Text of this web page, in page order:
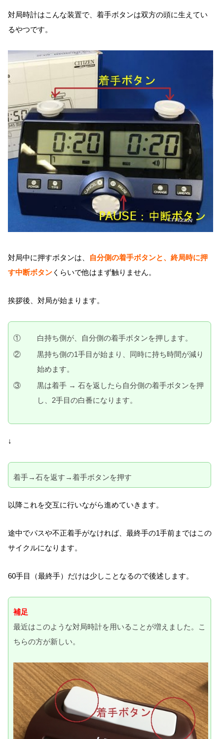
対局時計はこんな装置で、着手ボタンは双方の頭に生えてい
るやつです。
対局中に押すボタンは、
自分側の着手ボタンと、終局時に押
す中断ボタン くらいで他はまず触りません。
挨拶後、対局が始まります。
①
白持ち側が、自分側の着手ボタンを押します。
②
黒持ち側の1手目が始まり、同時に持ち時間が減り
始めます。
③
黒は着手 → 石を返したら自分側の着手ボタンを押
し、2手目の白番になります。
↓
着手→石を返す→着手ボタンを押す
以降これを交互に行いながら進めていきます。
途中でパスや不正着手がなければ、最終手の1手前まではこの
サイクルになります。
60手目（最終手）だけは少しことなるので後述します。
補足
最近はこのような対局時計を用いることが増えました。こ
ちらの方が新しい。